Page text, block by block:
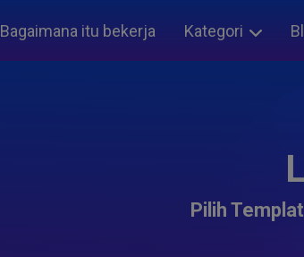
Bagaimana itu bekerja Kategori
Pilih